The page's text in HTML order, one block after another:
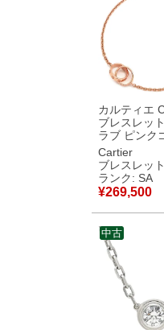
カルティエ
ブレスレッ
ラブ ピンク
750 18金
ーズゴール
B6027000
新品同様品
Cartier
ブレスレッ
ランク: SA
¥269,500
中古